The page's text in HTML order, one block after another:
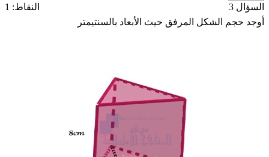
السؤال 3
النقاط: 1
أوجد حجم الشكل المرفق حيث الأبعاد بالسنتيمتر